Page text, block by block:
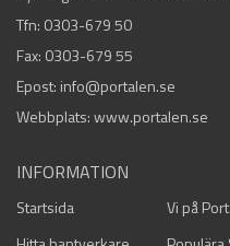
Tfn: 0303-679 50
Fax: 0303-679 55
Epost: info@portalen.se
Webbplats: www.portalen.se
INFORMATION
Startsida Vi på